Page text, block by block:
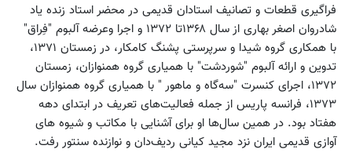
فراگیری قطعات و تصانیف استادان قدیمی در محضر استاد زنده یاد
شادروان اصغر بهاری از سال ۱۳۶۸تا ۱۳۷۲ و اجرا وعرضه آلبوم "فِراق"
با همکاری گروه شیدا و سرپرستی پشنگ کامکار، در زمستان ۱۳۷۱،
تدوین و ارائه آلبوم "شوردشت" با همیاری گروه همنوازان، زمستان
۱۳۷۲، اجرای کنسرت "سه‌گاه و ماهور " با همیاری گروه همنوازان سال
۱۳۷۳، فرانسه پاریس از جمله فعالیت‌های تعریف در ابتدای دهه
هفتاد بود. در همین سال‌ها او برای آشنایی با مکاتب و شیوه های
آوازی قدیمی ایران نزد مجید کیانی ردیف‌دان و نوازنده سنتور رفت.